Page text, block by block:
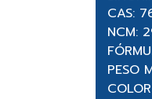
CAS:
NCM:
PESO